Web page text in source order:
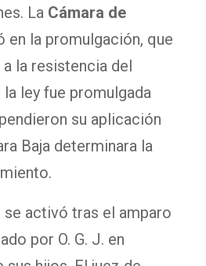
La Cámara de
en la promulgación, que
la resistencia del
ley fue promulgada
su aplicación
Baja determinara la
se activó tras el amparo
por O. G. J. en